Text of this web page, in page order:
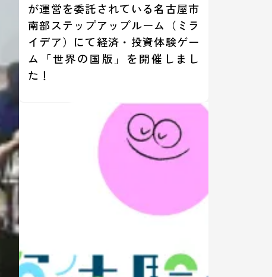
が運営を委託されている名古屋市
南部ステップアップルーム（ミラ
イデア）にて経済・投資体験ゲー
ム「世界の国版」を開催しまし
た！